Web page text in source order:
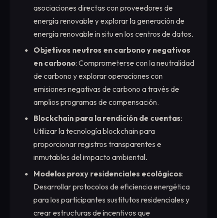
asociaciones directas con proveedores de
energía renovable y explorar la generación de
energía renovable in situ en los centros de datos.
Objetivos neutros en carbono y negativos
en carbono: Comprometerse con la neutralidad
de carbono y explorar operaciones con
emisiones negativas de carbono a través de
amplios programas de compensación.
Blockchain para la rendición de cuentas:
Utilizar la tecnología blockchain para
proporcionar registros transparentes e
inmutables del impacto ambiental.
Modelos proxy residenciales ecológicos:
Desarrollar protocolos de eficiencia energética
para los participantes sustitutos residenciales y
crear estructuras de incentivos que